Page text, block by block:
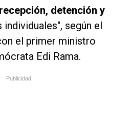
recepción, detención y
individuales", según el
el primer ministro
Edi Rama.
Publicidad